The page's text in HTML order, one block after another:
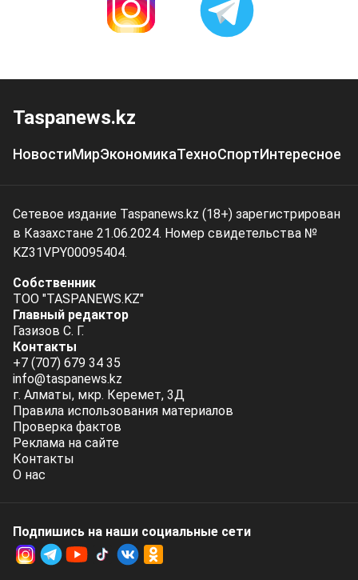
Taspanews.kz
НовостиМирЭкономикаТехноСпортИнтересное
Сетевое издание Taspanews.kz (18+) зарегистрирован
в Казахстане 21.06.2024. Номер свидетельства №
KZ31VPY00095404.
Собственник
ТОО "TASPANEWS.KZ"
Главный редактор
Газизов С. Г.
Контакты
+7 (707) 679 34 35
info@taspanews.kz
г. Алматы, мкр. Керемет, 3Д
Правила использования материалов
Проверка фактов
Реклама на сайте
Контакты
О нас
Подпишись на наши социальные cети